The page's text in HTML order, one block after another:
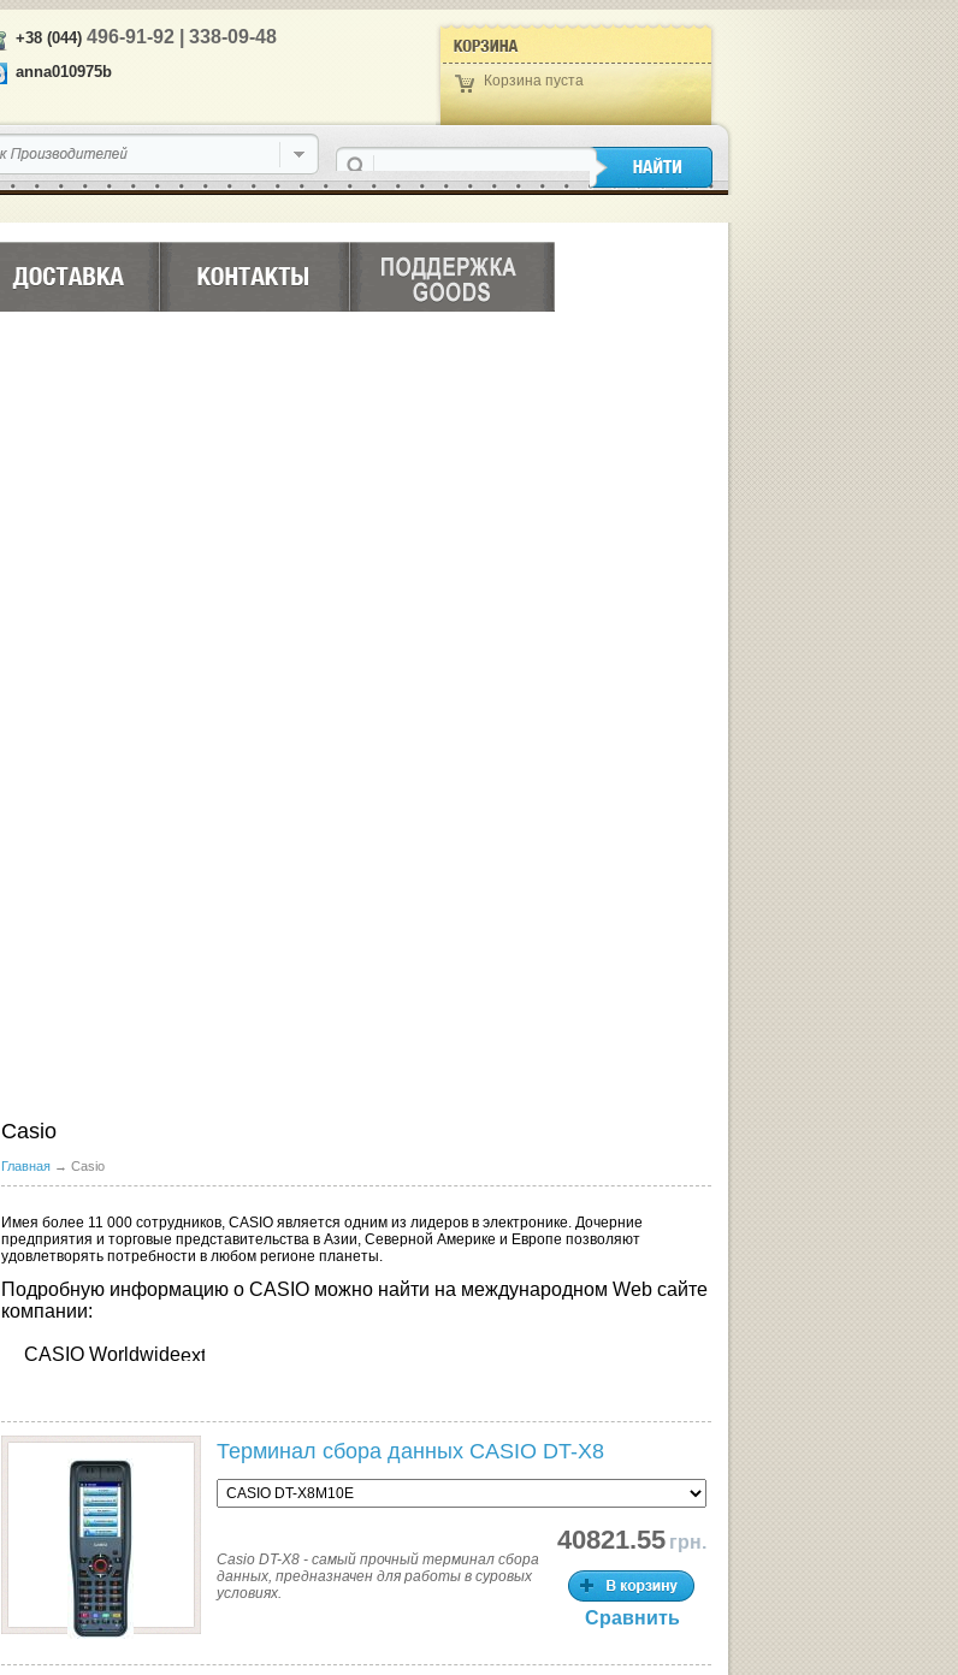
+38 (044) 496-91-92 | 338-09-48
anna010975b Корзина пуста
Casio
Главная → Casio
Имея более 11 000 сотрудников, CASIO является одним из лидеров в электронике. Дочерние
предприятия и торговые представительства в Азии, Северной Америке и Европе позволяют
удовлетворять потребности в любом регионе планеты.
Подробную информацию о CASIO можно найти на международном Web сайте
компании:
CASIO Worldwide
Терминал сбора данных CASIO DT-X8
Casio DT-X8 - cамый прочный терминал сбора
данных, предназначен для работы в суровых
условиях.
40821.55 грн.
Сравнить